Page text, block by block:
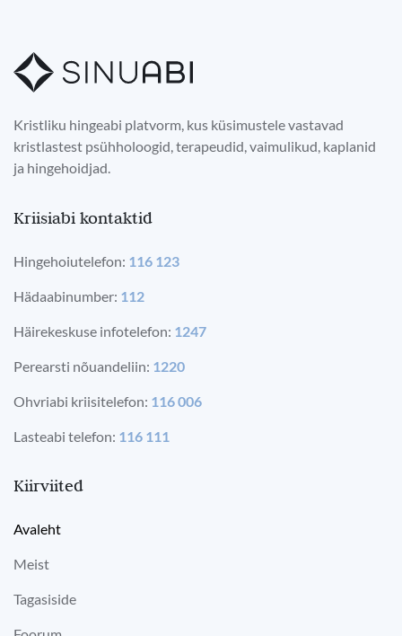
Kristliku hingeabi platvorm, kus küsimustele vastavad
kristlastest psühholoogid, terapeudid, vaimulikud, kaplanid
ja hingehoidjad.
Kriisiabi kontaktid
Hingehoiutelefon: 116 123
Hädaabinumber: 112
Häirekeskuse infotelefon: 1247
Perearsti nõuandeliin: 1220
Ohvriabi kriisitelefon: 116 006
Lasteabi telefon: 116 111
Kiirviited
Avaleht
Meist
Tagasiside